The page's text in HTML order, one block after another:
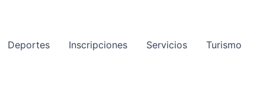
Deportes Inscripciones Servicios Turismo